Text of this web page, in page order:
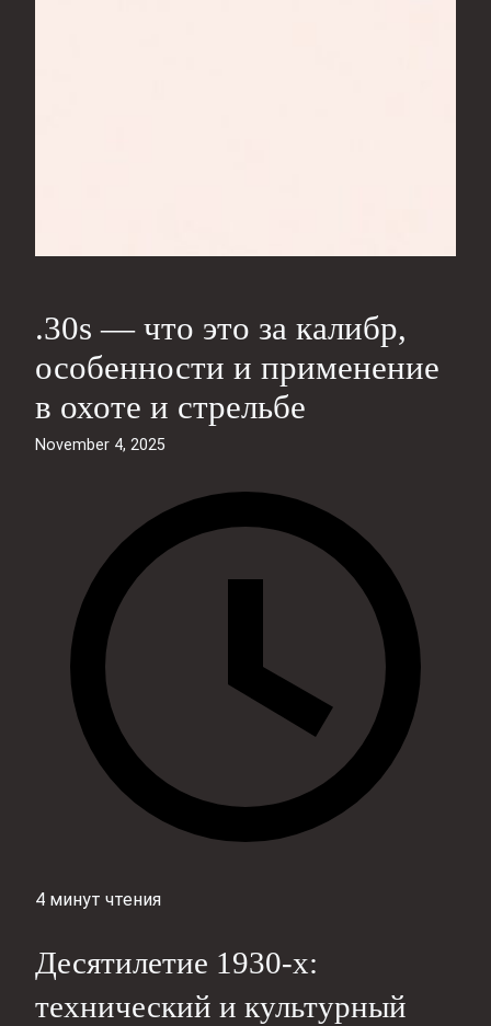
.30s — что это за калибр,
особенности и применение
в охоте и стрельбе
November 4, 2025
4 минут чтения
Десятилетие 1930-х:
технический и культурный